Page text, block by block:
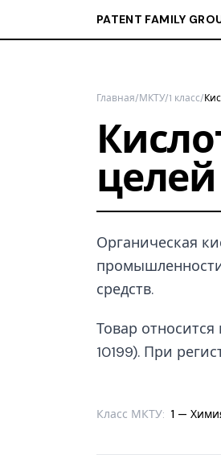
PATENT FAMILY
Главная/МКТУ/1 класс/
целей
Органическая
средств.
Товар относится
10199). При
Класс МКТУ: 1 —